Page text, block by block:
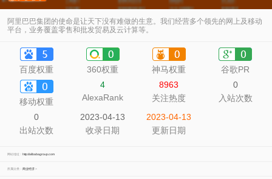
阿里巴巴集团的使命是让天下没有难做的生意。我们经营多个领先的网上及移动
平台，业务覆盖零售和批发贸易及云计算等。
百度权重 360权重 神马权重 谷歌PR
移动权重
4
AlexaRank
8963
关注热度
0
入站次数
0
出站次数
2023-04-13
收录日期
2023-04-13
更新日期
网站地址： http://alibabagroup.com
所属分类： 商业经济>